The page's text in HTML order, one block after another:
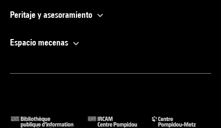
Peritaje y asesoramiento
Espacio mecenas